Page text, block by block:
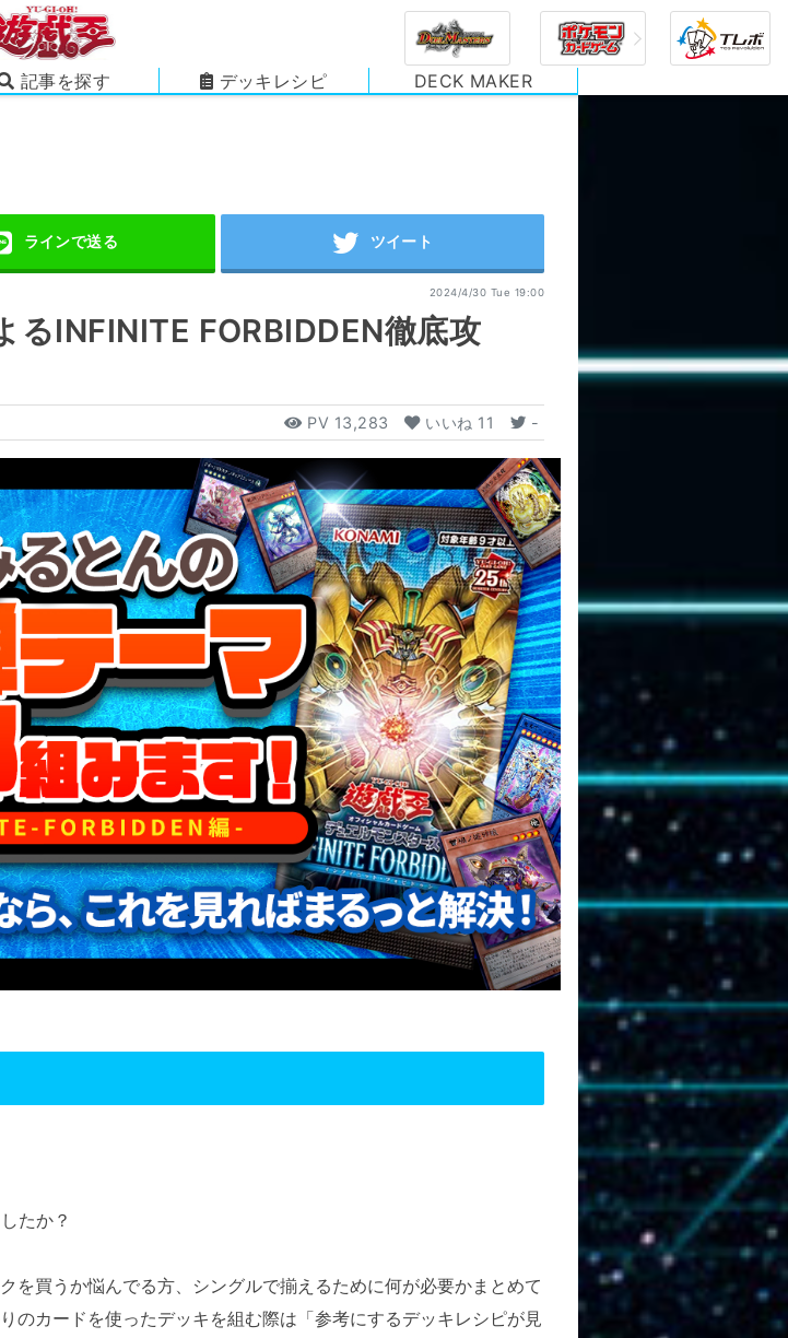
記事を探す デッキレシピ DECK MAKER
2024/4/30 Tue 19:00
INFINITE FORBIDDEN徹底攻
PV 13,283 いいね 11 -
たか？
を買うか悩んでる方、シングルで揃えるために何が必要かまとめて
のカードを使ったデッキを組む際は「参考にするデッキレシピが見